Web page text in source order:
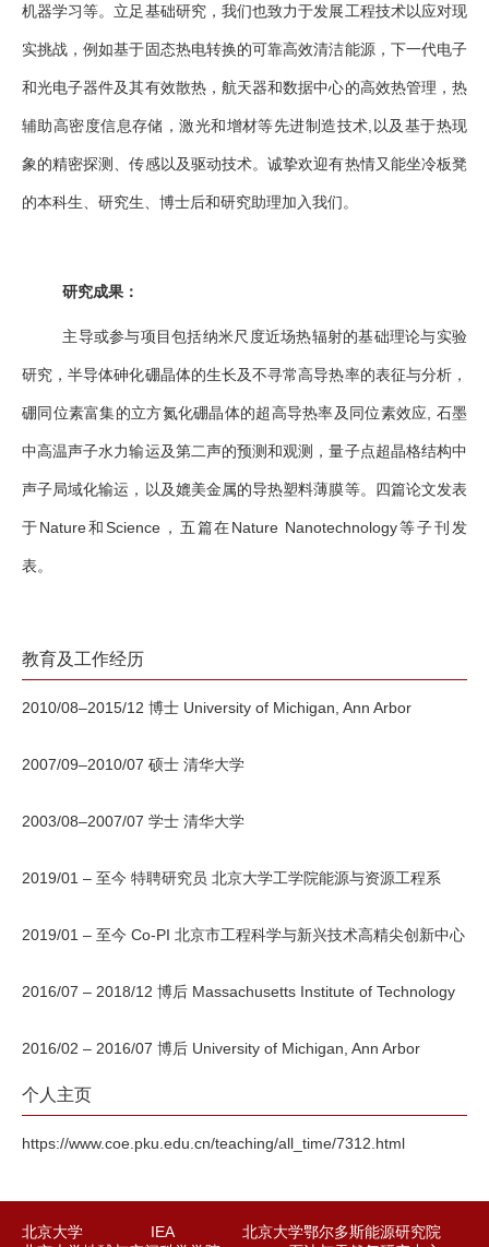
机器学习等。立足基础研究，我们也致力于发展工程技术以应对现
实挑战，例如基于固态热电转换的可靠高效清洁能源，下一代电子
和光电子器件及其有效散热，航天器和数据中心的高效热管理，热
辅助高密度信息存储，激光和增材等先进制造技术,以及基于热现
象的精密探测、传感以及驱动技术。诚挚欢迎有热情又能坐冷板凳
的本科生、研究生、博士后和研究助理加入我们。
研究成果：
主导或参与项目包括纳米尺度近场热辐射的基础理论与实验
研究，半导体砷化硼晶体的生长及不寻常高导热率的表征与分析，
硼同位素富集的立方氮化硼晶体的超高导热率及同位素效应, 石墨
中高温声子水力输运及第二声的预测和观测，量子点超晶格结构中
声子局域化输运，以及媲美金属的导热塑料薄膜等。四篇论文发表
于Nature和Science，五篇在Nature Nanotechnology等子刊发
表。
教育及工作经历
2010/08–2015/12 博士 University of Michigan, Ann Arbor
2007/09–2010/07 硕士 清华大学
2003/08–2007/07 学士 清华大学
2019/01 – 至今 特聘研究员 北京大学工学院能源与资源工程系
2019/01 – 至今 Co-PI 北京市工程科学与新兴技术高精尖创新中心
2016/07 – 2018/12 博后 Massachusetts Institute of Technology
2016/02 – 2016/07 博后 University of Michigan, Ann Arbor
个人主页
https://www.coe.pku.edu.cn/teaching/all_time/7312.html
北京大学 IEA
北京大学鄂尔多斯能源研究院